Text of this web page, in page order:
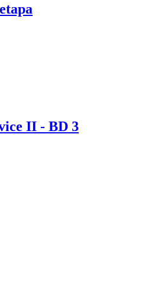
II - BD 3